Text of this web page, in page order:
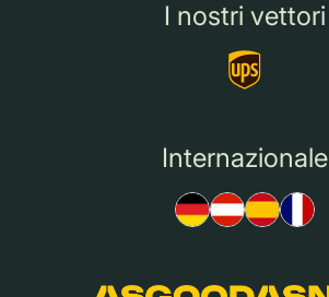
I nostri vettori
Internazionale